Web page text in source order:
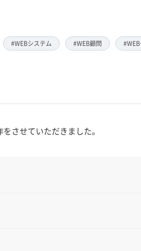
#WEBシステム #WEB顧問
させていただきました。